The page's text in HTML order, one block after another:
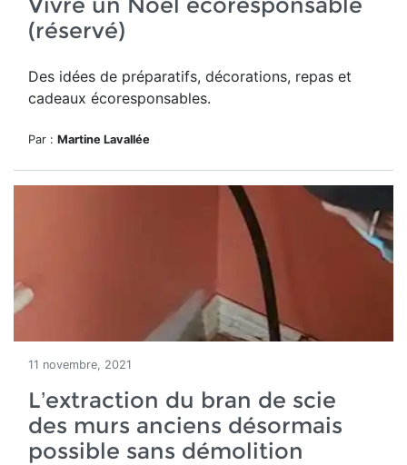
(réservé)
Des idées de préparatifs, décorations, repas et
cadeaux écoresponsables.
Par : Martine Lavallée
11 novembre, 2021
L’extraction du bran de scie
des murs anciens désormais
possible sans démolition